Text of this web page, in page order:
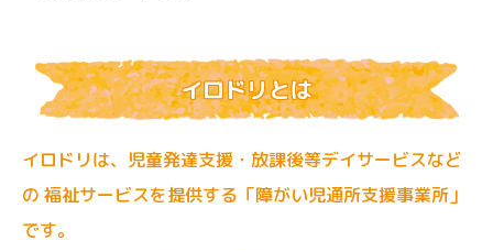
イロドリとは
イロドリは、児童発達支援・放課後等デイサービスなど
の 福祉サービスを提供する「障がい児通所支援事業所」
です。